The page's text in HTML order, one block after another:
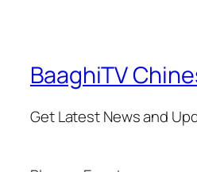
BaaghiTV
Get Latest News and